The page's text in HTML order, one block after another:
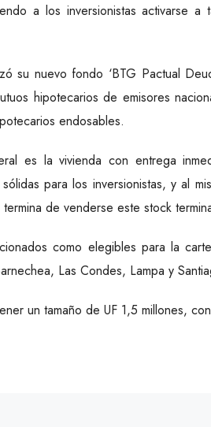
a los inversionistas activarse
su nuevo fondo ‘BTG Pactual
hipotecarios de emisores
endosables.
es la vivienda con entrega
para los inversionistas, y al
de venderse este stock
como elegibles para la
Las Condes, Lampa y
un tamaño de UF 1,5 millones,